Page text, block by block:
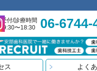
受付/診療時間
9:30〜18:30
06-6744-
ス よく